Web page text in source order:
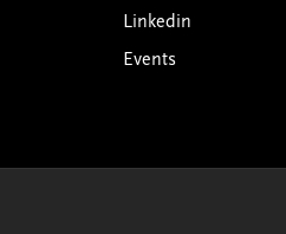
Linkedin
Events